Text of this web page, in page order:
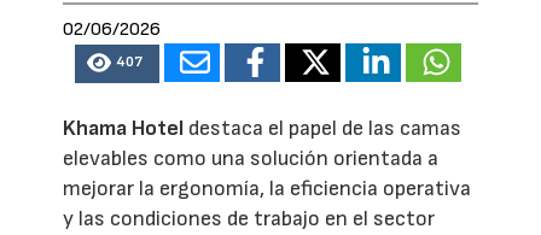
02/06/2026
407
Khama Hotel destaca el papel de las camas
elevables como una solución orientada a
mejorar la ergonomía, la eficiencia operativa
y las condiciones de trabajo en el sector